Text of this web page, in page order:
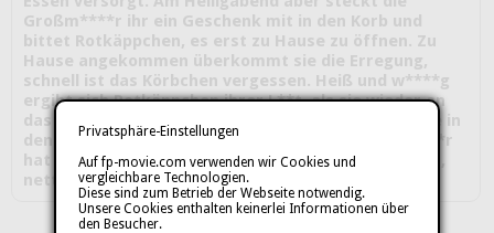
Privatsphäre-Einstellungen
Auf fp-movie.com verwenden wir Cookies und
vergleichbare Technologien.
Diese sind zum Betrieb der Webseite notwendig.
Unsere Cookies enthalten keinerlei Informationen über
den Besucher.
Großm****r ihr ein Geschenk mit in den Korb und
bittet Rotkäppchen, es erst zu Hause zu öffnen. Zu
Hause angekommen überkommt sie die Erregung,
schnell ist das Körbchen vergessen. Heiß und w****g
ergibt sich Rotkäppchen ihrer L**t, als sie wieder an
das geheimnisvolle Geschenk denkt. Also schaut sie in
den Korb und staunt nicht schlecht. Ihre Großm****r
hat wohl immer geahnt, da*s sich hinter dem lieben,
netten Mädel ein verruchtes L***r befindet.